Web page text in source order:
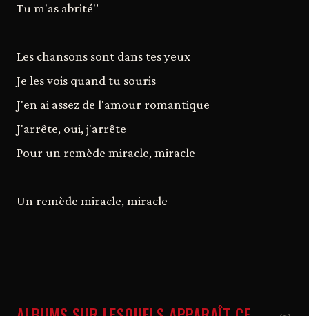
Tu m'as abrité"
Les chansons sont dans tes yeux
Je les vois quand tu souris
J'en ai assez de l'amour romantique
J'arrête, oui, j'arrête
Pour un remède miracle, miracle
Un remède miracle, miracle